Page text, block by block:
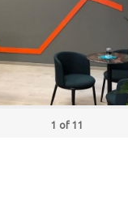
1 of 11